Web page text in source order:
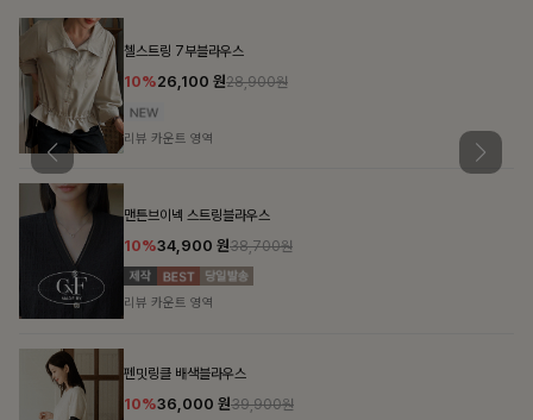
론클디 브이넥니트
10%24,300원26,900원
리뷰 카운트 영역
칠스트라이프 카라7부니트
10%31,900 원35,400원
리뷰 카운트 영역
셀드펜던트 7부니트
10%25,800 원28,600원